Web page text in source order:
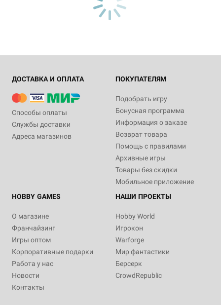
ДОСТАВКА И ОПЛАТА
Способы оплаты
Службы доставки
Адреса магазинов
ПОКУПАТЕЛЯМ
Подобрать игру
Бонусная программа
Информация о заказе
Возврат товара
Помощь с правилами
Архивные игры
Товары без скидки
Мобильное приложение
HOBBY GAMES
О магазине
Франчайзинг
Игры оптом
Корпоративные подарки
Работа у нас
Новости
Контакты
НАШИ ПРОЕКТЫ
Hobby World
Игрокон
Warforge
Мир фантастики
Берсерк
CrowdRepublic